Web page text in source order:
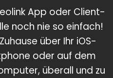
App oder Client-
noch nie so einfach!
über Ihr iOS-
oder auf dem
überall und zu